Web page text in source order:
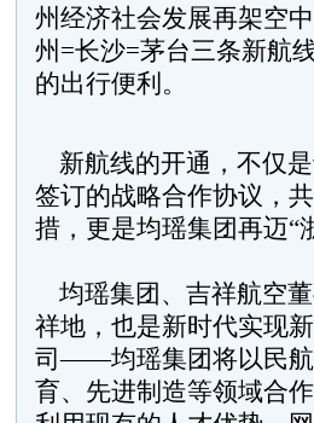
州经济社会发展再架空
州=长沙=茅台三条新航
的出行便利。
新航线的开通，不仅
签订的战略合作协议，
措，更是均瑶集团再迈“
均瑶集团、吉祥航空
祥地，也是新时代实现
司——均瑶集团将以民航
育、先进制造等领域合